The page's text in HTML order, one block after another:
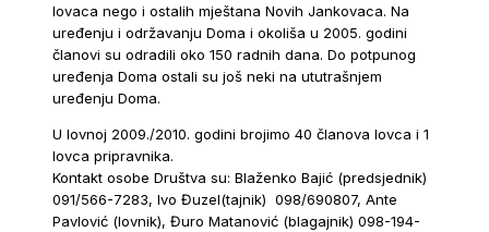
lovaca nego i ostalih mještana Novih Jankovaca. Na
uređenju i održavanju Doma i okoliša u 2005. godini
članovi su odradili oko 150 radnih dana. Do potpunog
uređenja Doma ostali su još neki na ututrašnjem
uređenju Doma.
U lovnoj 2009./2010. godini brojimo 40 članova lovca i 1
lovca pripravnika.
Kontakt osobe Društva su: Blaženko Bajić (predsjednik)
091/566-7283, Ivo Đuzel(tajnik) 098/690807, Ante
Pavlović (lovnik), Đuro Matanović (blagajnik) 098-194-